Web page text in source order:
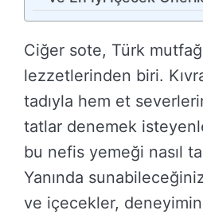
Ciğer sote, Türk
lezzetlerinden biri.
tadıyla hem et
tatlar denemek
bu nefis yemeği nasıl
Yanında
ve içecekler,